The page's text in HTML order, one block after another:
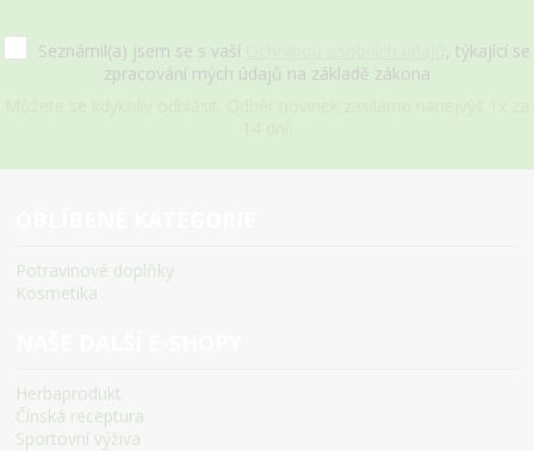
Seznámil(a) jsem se s vaší
, týkající se
zpracování mých údajů na základě zákona
Potravinové doplňky
Kosmetika
Herbaprodukt
Čínská receptura
Sportovní výživa